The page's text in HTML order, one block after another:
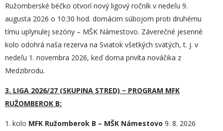
Ružomberské béčko otvorí nový ligový ročník v nedeľu 9.
augusta 2026 o 10:30 hod. domácim súbojom proti druhému
tímu uplynulej sezóny – MŠK Námestovo. Záverečné jesenné
kolo odohrá naša rezerva na Sviatok všetkých svätých, t. j. v
nedeľu 1. novembra 2026, keď doma privíta nováčika z
Medzibrodu.
3. LIGA 2026/27 (SKUPINA STRED) − PROGRAM MFK
RUŽOMBEROK B:
1. kolo MFK Ružomberok B – MŠK Námestovo 9. 8. 2026